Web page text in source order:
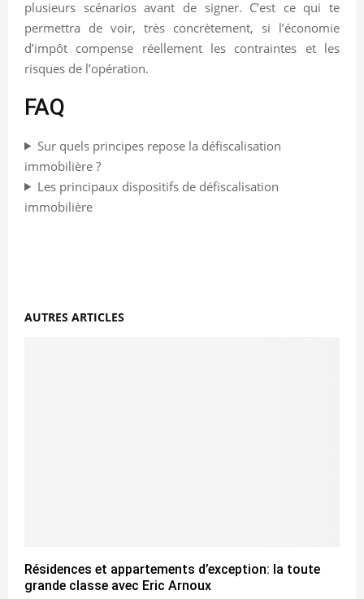
plusieurs scénarios avant de signer. C’est ce qui te
permettra de voir, très concrètement, si l’économie
d’impôt compense réellement les contraintes et les
risques de l’opération.
FAQ
Sur quels principes repose la défiscalisation
immobilière ?
Les principaux dispositifs de défiscalisation
immobilière
AUTRES ARTICLES
Résidences et appartements d’exception: la toute
grande classe avec Eric Arnoux